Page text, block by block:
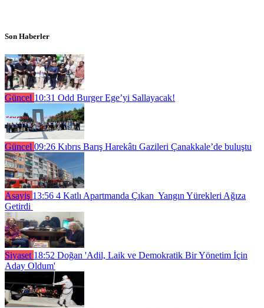
Son Haberler
Güncel 10:31 Odd Burger Ege’yi Sallayacak!
Güncel 09:26 Kıbrıs Barış Harekâtı Gazileri Çanakkale’de buluştu
Asayiş 13:56 4 Katlı Apartmanda Çıkan Yangın Yürekleri Ağıza
Getirdi
Siyaset 18:52 Doğan 'Adil, Laik ve Demokratik Bir Yönetim İçin
Aday Oldum'